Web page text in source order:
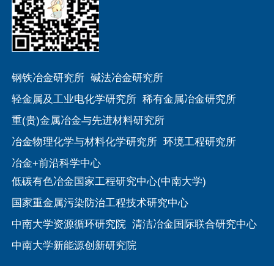
钢铁冶金研究所 碱法冶金研究所
轻金属及工业电化学研究所 稀有金属冶金研究所
重(贵)金属冶金与先进材料研究所
冶金物理化学与材料化学研究所 环境工程研究所
冶金+前沿科学中心
低碳有色冶金国家工程研究中心(中南大学)
国家重金属污染防治工程技术研究中心
中南大学资源循环研究院 清洁冶金国际联合研究中心
中南大学新能源创新研究院